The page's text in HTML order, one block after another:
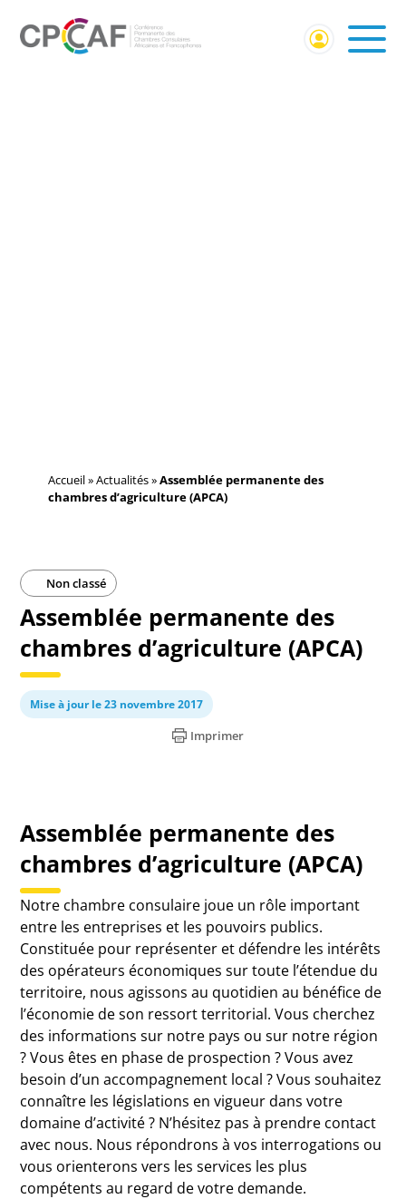
Accueil»Actualités»Assemblée permanente des
chambres d’agriculture (APCA)
Non classé
Assemblée permanente des
chambres d’agriculture (APCA)
Mise à jour le 23 novembre 2017
Imprimer
Assemblée permanente des
chambres d’agriculture (APCA)
Notre chambre consulaire joue un rôle important
entre les entreprises et les pouvoirs publics.
Constituée pour représenter et défendre les intérêts
des opérateurs économiques sur toute l’étendue du
territoire, nous agissons au quotidien au bénéfice de
l’économie de son ressort territorial. Vous cherchez
des informations sur notre pays ou sur notre région
? Vous êtes en phase de prospection ? Vous avez
besoin d’un accompagnement local ? Vous souhaitez
connaître les législations en vigueur dans votre
domaine d’activité ? N’hésitez pas à prendre contact
avec nous. Nous répondrons à vos interrogations ou
vous orienterons vers les services les plus
compétents au regard de votre demande.